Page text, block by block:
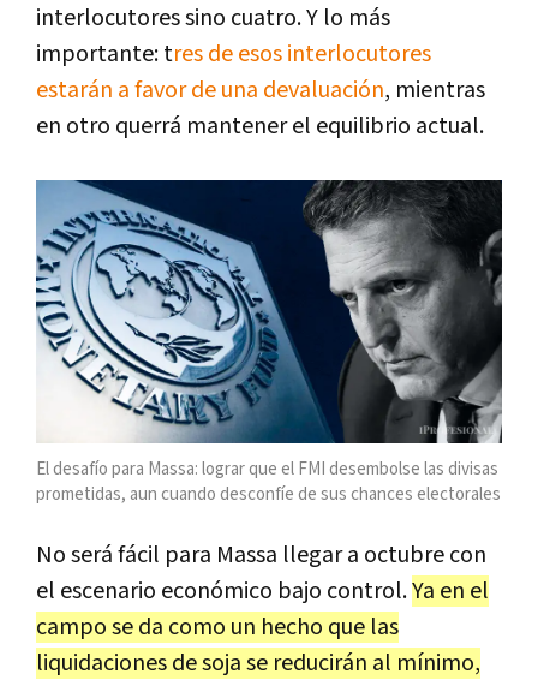
interlocutores sino cuatro. Y lo más
importante: tres de esos interlocutores
estarán a favor de una devaluación, mientras
en otro querrá mantener el equilibrio actual.
El desafío para Massa: lograr que el FMI desembolse las divisas
prometidas, aun cuando desconfíe de sus chances electorales
No será fácil para Massa llegar a octubre con
el escenario económico bajo control.Ya en el
campo se da como un hecho que las
liquidaciones de soja se reducirán al mínimo,